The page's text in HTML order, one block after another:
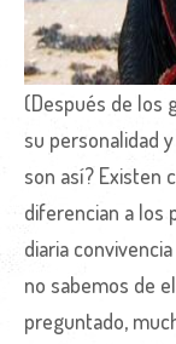
(Después de los
su personalidad
son así? Existen
diferencian a los
diaria
no sabemos de
preguntado,